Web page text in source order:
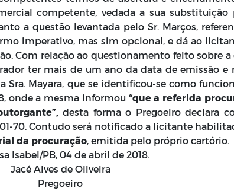
competente, vedada a sua substituição
a questão levantada pelo Sr. Marços,
imperativo, mas sim opcional, e dá ao
Com relação ao questionamento feito sobre
ter mais de um ano da data de emissão e
Sra. Mayara, que se identificou-se como
onde a mesma informou “que a referida
desta forma o Pregoeiro declara
70. Contudo será notificado a licitante
da procuração, emitida pelo próprio cartório.
Isabel/PB, 04 de abril de 2018.
Jacé Alves de Oliveira
Pregoeiro